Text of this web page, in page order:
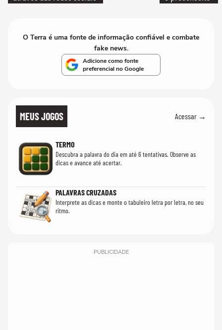
O Terra é uma fonte de informação confiável e combate
fake news.
Adicione como fonte
preferencial no Google
MEUS JOGOS Acessar →
TERMO
Descubra a palavra do dia em até 6 tentativas. Observe as
dicas e avance até acertar.
PALAVRAS CRUZADAS
Interprete as dicas e monte o tabuleiro letra por letra, no seu
ritmo.
PUBLICIDADE